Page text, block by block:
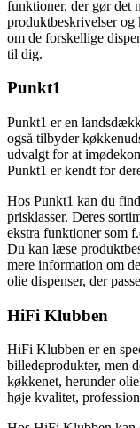
funktioner, der gør det
produktbeskrivelser og
om de forskellige
til dig.
Punkt1
Punkt1 er en
også tilbyder
udvalgt for at
Punkt1 er kendt for
Hos Punkt1 kan du
prisklasser. Deres
ekstra funktioner som
Du kan læse
mere information om
olie dispenser, der
HiFi Klubben
HiFi Klubben er en
billedeprodukter, men
køkkenet, herunder
høje kvalitet,